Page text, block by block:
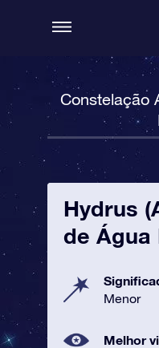
Constelação
Hydrus
de Água
Menor
Melhor